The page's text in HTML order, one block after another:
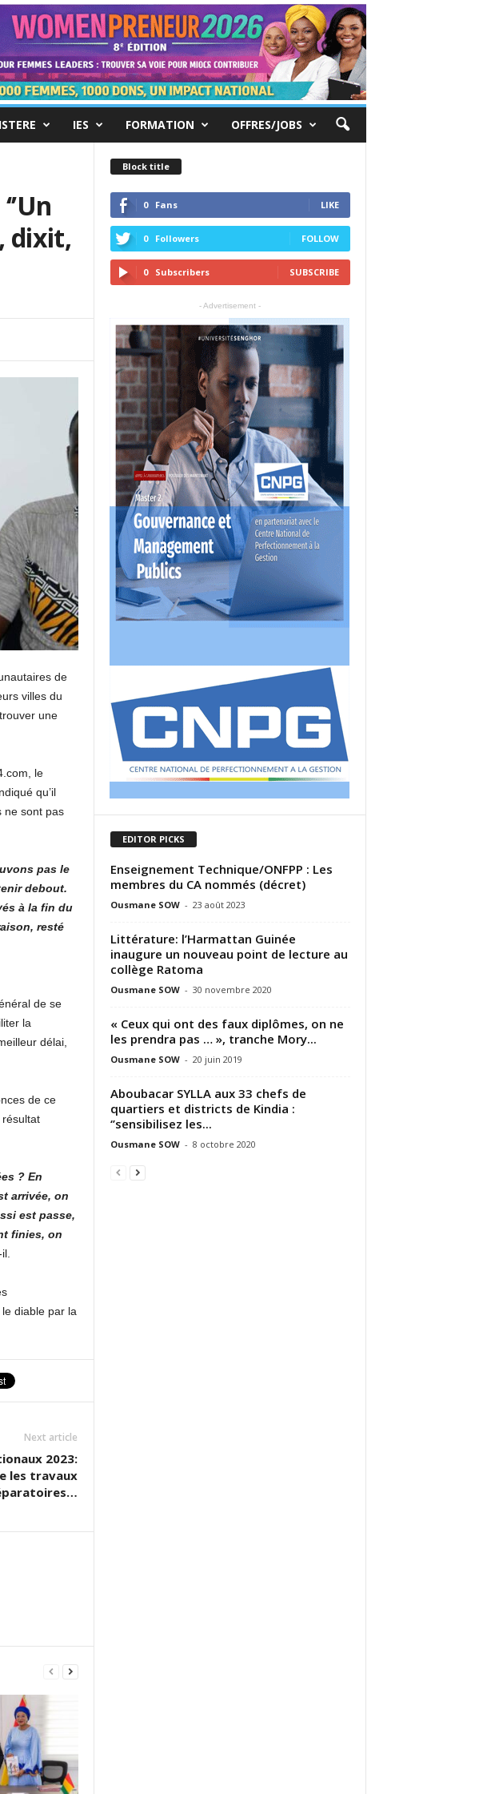
IES FORMATION OFFRES/JOBS
dixit,
de
villes du
une
le
qu’il
ne sont pas
pas le
debout.
à la fin du
resté
de se
la
délai,
de ce
? En
arrivée, on
est passe,
finies, on
diable par la
Next article
2023:
les travaux
Block title
0 Fans LIKE
0 Followers FOLLOW
0 Subscribers SUBSCRIBE
- Advertisement -
EDITOR PICKS
Enseignement Technique/ONFPP : Les
membres du CA nommés (décret)
Ousmane SOW - 23 août 2023
Littérature: l’Harmattan Guinée
inaugure un nouveau point de lecture au
collège Ratoma
Ousmane SOW - 30 novembre 2020
« Ceux qui ont des faux diplômes, on ne
les prendra pas … », tranche Mory...
Ousmane SOW - 20 juin 2019
Aboubacar SYLLA aux 33 chefs de
quartiers et districts de Kindia :
‘’sensibilisez les...
Ousmane SOW - 8 octobre 2020